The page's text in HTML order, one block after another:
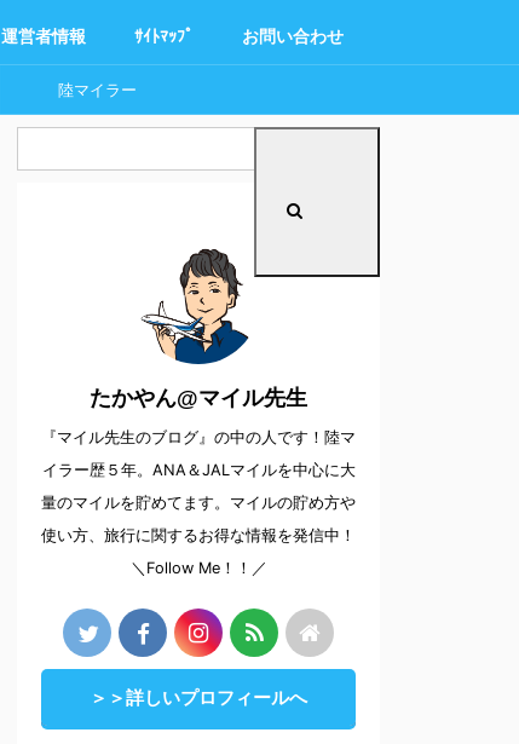
運営者情報 ｻｲﾄﾏｯﾌﾟ お問い合わせ
陸マイラー
たかやん@マイル先生
『マイル先生のブログ』の中の人です！陸マ
イラー歴５年。ANA＆JALマイルを中心に大
量のマイルを貯めてます。マイルの貯め方や
使い方、旅行に関するお得な情報を発信中！
＼Follow Me！！／
＞＞詳しいプロフィールへ